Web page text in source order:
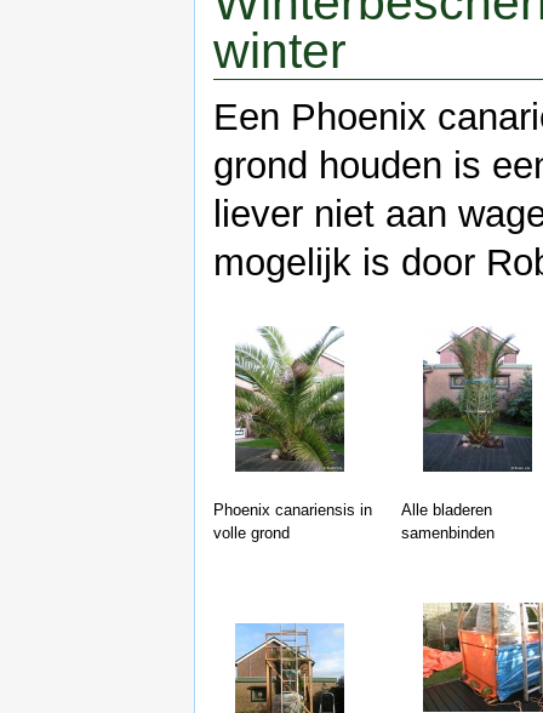
winter
Een Phoenix
grond houden is
liever niet aan
mogelijk is door
Phoenix canariensis in
volle grond
Alle bladeren
samenbinden